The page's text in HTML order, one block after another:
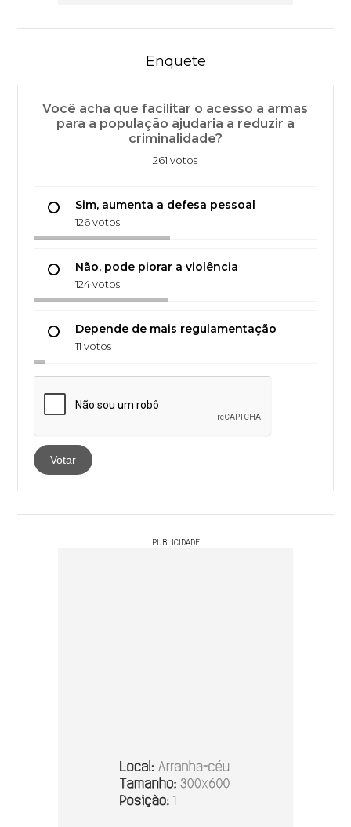
Enquete
Você acha que facilitar o acesso a armas
para a população ajudaria a reduzir a
criminalidade?
261 votos
Sim, aumenta a defesa pessoal
126 votos
Não, pode piorar a violência
124 votos
Depende de mais regulamentação
11 votos
Votar
PUBLICIDADE